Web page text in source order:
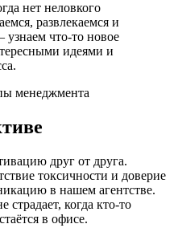
нет неловкого
развлекаемся и
что-то новое
идеями и
менеджмента
друг от друга.
токсичности и доверие
в нашем агентстве.
когда кто-то
в офисе.